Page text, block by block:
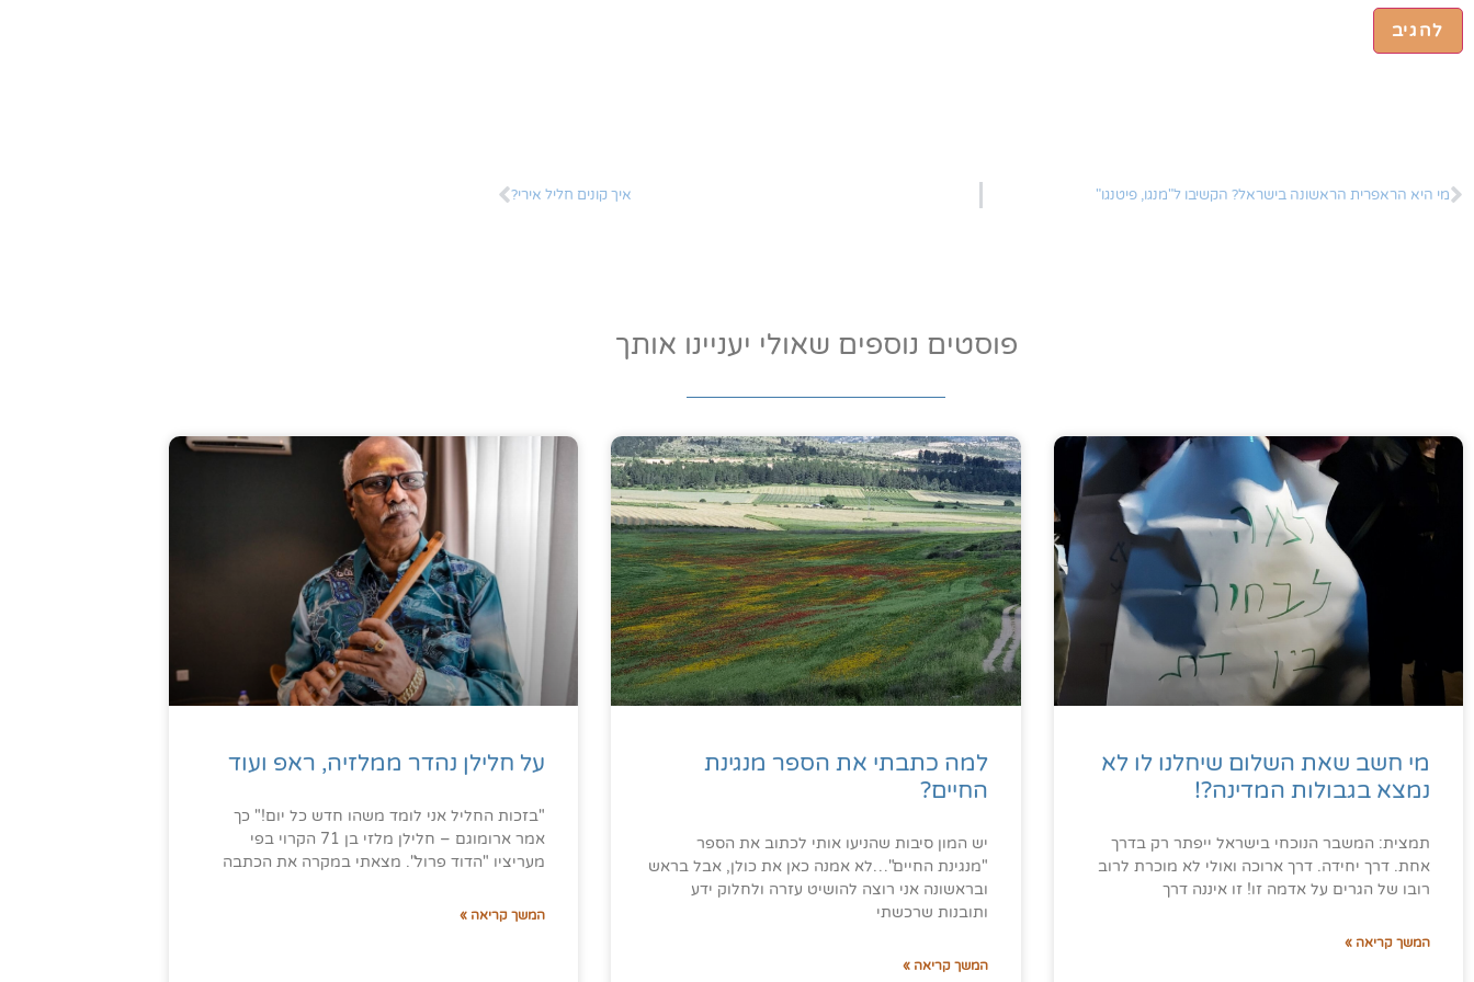
מי היא הראפרית הראשונה בישראל? הקשיבו ל"מנגו, פיטנגו" איך קונים חליל אירי?
פוסטים נוספים שאולי יעניינו אותך
מי חשב שאת השלום שיחלנו לו לא
נמצא בגבולות המדינה?!
תמצית: המשבר הנוכחי בישראל ייפתר רק בדרך
אחת. דרך יחידה. דרך ארוכה ואולי לא מוכרת לרוב
רובו של הגרים על אדמה זו! זו איננה דרך
המשך קריאה »
למה כתבתי את הספר מנגינת
החיים?
יש המון סיבות שהניעו אותי לכתוב את הספר
"מנגינת החיים"…לא אמנה כאן את כולן, אבל בראש
ובראשונה אני רוצה להושיט עזרה ולחלוק ידע
ותובנות שרכשתי
המשך קריאה »
על חלילן נהדר ממלזיה, ראפ ועוד
"בזכות החליל אני לומד משהו חדש כל יום!" כך
אמר ארומוגם – חלילן מלזי בן 71 הקרוי בפי
מעריציו "הדוד פרול". מצאתי במקרה את הכתבה
המשך קריאה »